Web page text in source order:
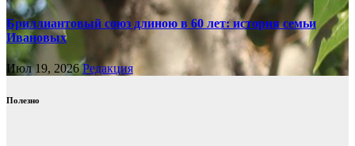
Бриллиантовый союз длиною в 60 лет: история семьи
Ивановых
Июл 19, 2026Редакция
Полезно